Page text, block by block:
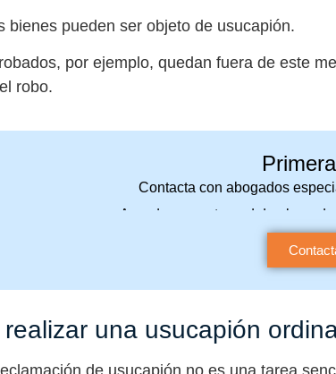
bienes pueden ser objeto de usucapión.
por ejemplo, quedan fuera de este
robo.
Contacta con abogados
Accede a nuestra red de
una usucapión
de usucapión no es una tarea